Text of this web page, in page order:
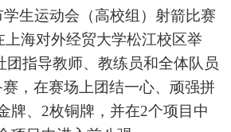
生运动会（高校组）射箭比赛
上海对外经贸大学松江校区举
团指导教师、教练员和全体队员
，在赛场上团结一心、顽强拼
牌、 2枚铜牌，并在2个项目中